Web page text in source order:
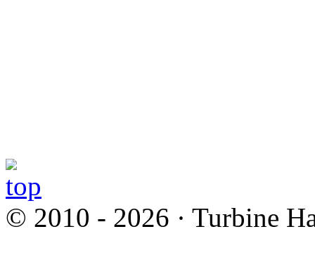
© 2010 - 2026 · Turbine